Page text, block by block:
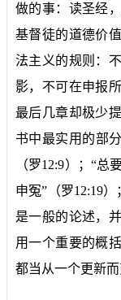
做的事：读圣经
基督徒的道德价
法主义的规则：
影，不可在申报
最后几章却极少
书中最实用的部
（罗12:9）；“总
申冤”（罗12:19）
是一般的论述，
用一个重要的概
都当从一个更新而